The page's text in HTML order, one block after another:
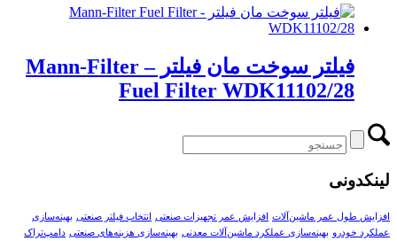
فیلتر سوخت مان فیلتر – Mann-Filter
Fuel Filter WDK11102/28
لینکدونی
افزایش طول عمر ماشین‌آلات افزایش عمر تجهیزات صنعتی انتخاب فیلتر صنعتی بهینه‌سازی
عملکرد خودرو بهینه‌سازی عملکرد ماشین‌آلات معدنی بهینه‌سازی هزینه‌های صنعتی دامپ‌تراک